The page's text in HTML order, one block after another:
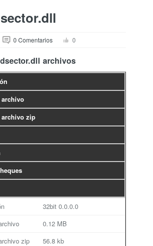
0 Comentarios 0
archivos
archivo
archivo zip
32bit 0.0.0.0
0.12 MB
56.8 kb